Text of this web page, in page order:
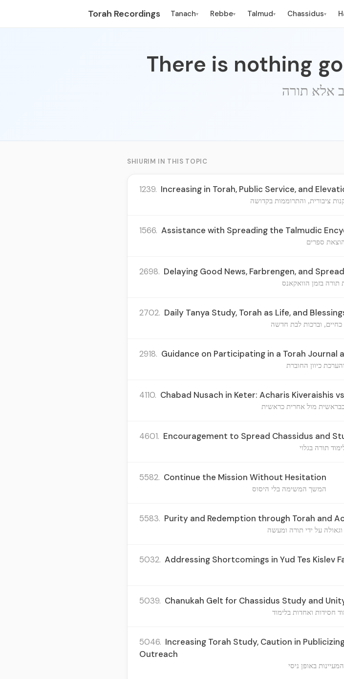
Torah Recordings Tanach▾ Rebbe▾ Talmud▾ Chassidus▾
There is nothing
אלא תורה
SHIURIM IN THIS TOPIC
1239. Increasing in Torah, Public Service, and
ציבורית, והתרוממות בקדושה
1566. Assistance with Spreading the Talmudic
ספרים
2698. Delaying Good News, Farbrengen, and
תורה בזמן הוואקאנס
2702. Daily Tanya Study, Torah as Life, and
כחיים, וברכות לבת חדשה
2918. Guidance on Participating in a Torah Journal
כיוון החוברת
4110. Chabad Nusach in Keter: Acharis Kiveraishis
מול אחרית כראשית
4601. Encouragement to Spread Chassidus and
תורה בגלוי
5582. Continue the Mission Without Hesitation
המשך המשימה בלי היסוס
5583. Purity and Redemption through Torah and
על ידי תורה ומעשה
5032. Addressing Shortcomings in Yud Tes Kislev
5039. Chanukah Gelt for Chassidus Study and
חסידות ואחדות בלימוד
5046. Increasing Torah Study, Caution in
Outreach
באופן ניסי